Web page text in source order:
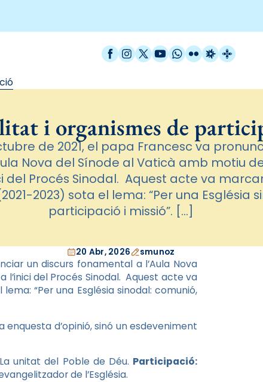
Facebook
Instagram
X / Twitter
YouTube
WhatsApp
FlickrRadio Estel
i organismes de
de 2021, el papa Francesc va
Nova del Sínode al Vaticà amb motiu
del Procés Sinodal. Aquest acte va
2023) sota el lema: “Per una Església
participació i missió”. […]
20 Abr, 2026 smunoz
un discurs fonamental a l’Aula Nova
del Procés Sinodal. Aquest acte va
“Per una Església sinodal: comunió,
d’opinió, sinó un esdeveniment
La unitat del Poble de Déu. Participació:
de l’Església.